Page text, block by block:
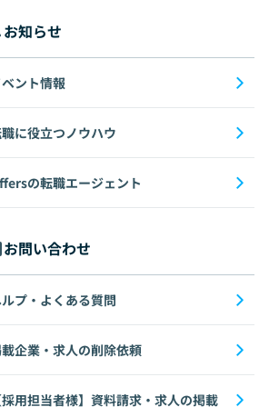
お知らせ
ント情報
に役立つノウハウ
の転職エージェント
お問い合わせ
プ・よくある質問
企業・求人の削除依頼
用担当者様】資料請求・求人の掲載